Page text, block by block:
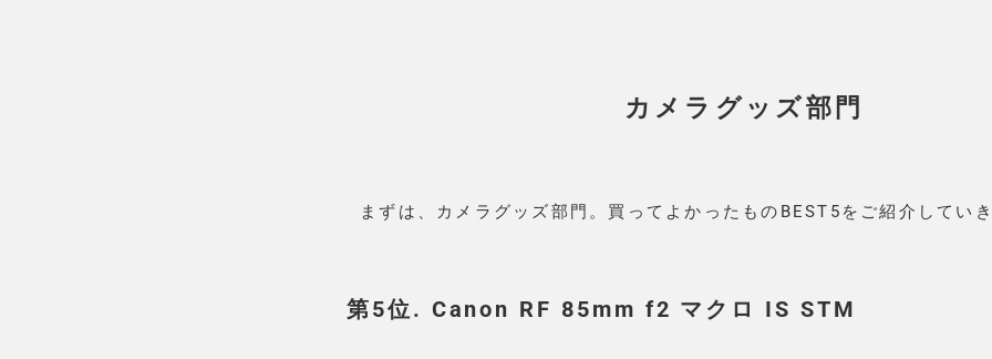
カメラグッズ部門
まずは、カメラグッズ部門。買ってよかったものBEST5をご紹介してい
第5位. Canon RF 85mm f2 マクロ IS STM